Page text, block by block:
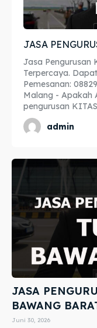
Penerjemah
Asuransi
Blog
Penerjemah
Asuransi
Blog
JASA
Jasa Pengurusan
Terpercaya.
Pemesanan: 088290247542 Jasa
Malang - Apakah
pengurusan
admin
JASA
BAWANG
Juni 30, 2026